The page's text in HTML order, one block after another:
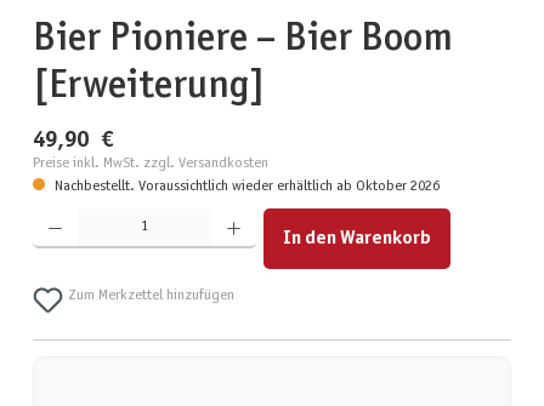
Bier Pioniere – Bier Boom
[Erweiterung]
49,90 €
Preise inkl. MwSt. zzgl. Versandkosten
Nachbestellt. Voraussichtlich wieder erhältlich ab Oktober 2026
Produkt Anzahl: Gib den gewünschten Wert ein oder benutze die Schaltflächen um die Anzahl zu
In den Warenkorb
Zum Merkzettel hinzufügen